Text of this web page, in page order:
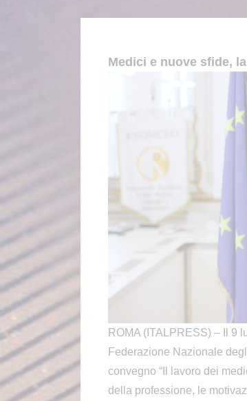
Medici e nuove sfide,
ROMA (ITALPRESS) – Il 9
Federazione Nazionale
convegno “Il lavoro dei
della professione, le